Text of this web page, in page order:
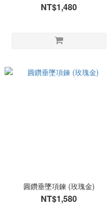
NT$1,480
圓鑽垂墜項鍊 (玫瑰金)
NT$1,580